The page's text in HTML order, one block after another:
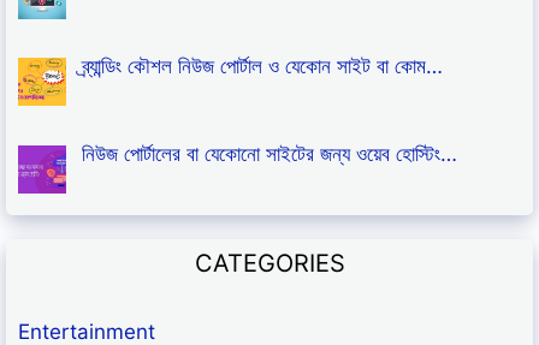
ব্র্যান্ডিং কৌশল নিউজ পোর্টাল ও যেকোন সাইট বা কোম…
নিউজ পোর্টালের বা যেকোনো সাইটের জন্য ওয়েব হোস্টিং…
CATEGORIES
Entertainment